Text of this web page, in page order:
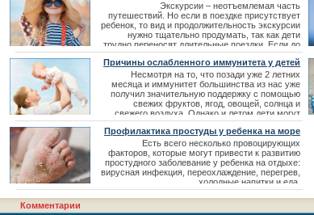
Экскурсии – неотъемлемая часть
путешествий. Но если в поездке присутствует
ребенок, то вид и продолжительность экскурсии
нужно тщательно продумать, так как дети
трудно переносят длительные поездки. Если до
интересных мест придется добираться
несколько часов, то лучше предпочесть более
спокойный отдых, либо более близкую по
расположению достопримечательност
Причины ослабленного иммунитета у детей
Несмотря на то, что позади уже 2 летних
месяца и иммунитет большинства из нас уже
получил значительную поддержку с помощью
свежих фруктов, ягод, овощей, солнца и
свежего воздуха. Однако и летом дети могут
страдать от ОРВИ, а малыши с ослабленным
иммунитетом летом порой болеют с той же
частотой, что и в зимнее время года.
Профилактика простуды у ребенка на море
Есть всего несколько провоцирующих
факторов, которые могут привести к развитию
простудного заболевание у ребенка на отдыхе:
вирусная инфекция, переохлаждение, перегрев,
холодные напитки и еда.
Комментарии